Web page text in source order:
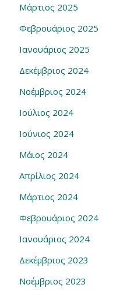
Μάρτιος 2025
Φεβρουάριος 2025
Ιανουάριος 2025
Δεκέμβριος 2024
Νοέμβριος 2024
Ιούλιος 2024
Ιούνιος 2024
Μάιος 2024
Απρίλιος 2024
Μάρτιος 2024
Φεβρουάριος 2024
Ιανουάριος 2024
Δεκέμβριος 2023
Νοέμβριος 2023